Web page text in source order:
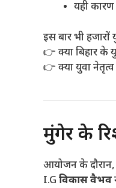
यही
इस बार भी
👉 क्या बिहार के
👉 क्या युवा नेतृत्व
मुंगेर के
आयोजन के दौरान,
I.G विकास वैभव